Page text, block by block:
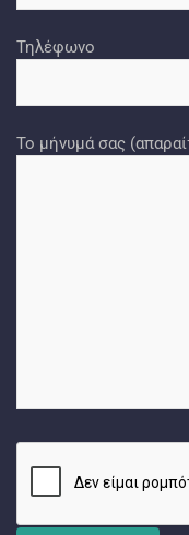
Τηλέφωνο
Το μήνυμά σας